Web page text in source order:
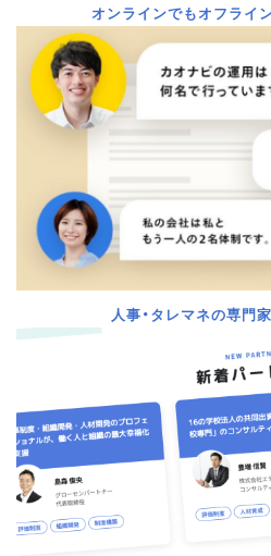
オンラインでもオフライ
人事・タレマネの専門